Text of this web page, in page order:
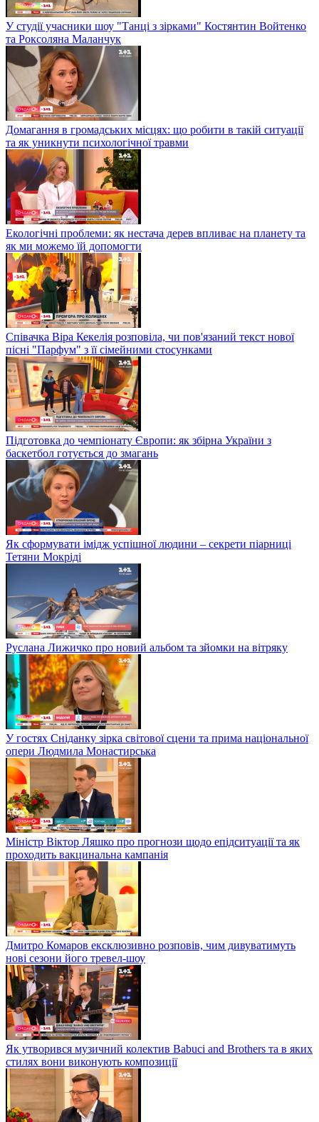
У студії учасники шоу "Танці з зірками" Костянтин Войтенко
та Роксоляна Маланчук
Домагання в громадських місцях: що робити в такій ситуації
та як уникнути психологічної травми
Екологічні проблеми: як нестача дерев впливає на планету та
як ми можемо їй допомогти
Співачка Віра Кекелія розповіла, чи пов'язаний текст нової
пісні "Парфум" з її сімейними стосунками
Підготовка до чемпіонату Європи: як збірна України з
баскетбол готується до змагань
Як сформувати імідж успішної людини – секрети піарниці
Тетяни Мокріді
Руслана Лижичко про новий альбом та зйомки на вітряку
У гостях Сніданку зірка світової сцени та прима національної
опери Людмила Монастирська
Міністр Віктор Ляшко про прогнози щодо епідситуації та як
проходить вакцинальна кампанія
Дмитро Комаров ексклюзивно розповів, чим дивуватимуть
нові сезони його тревел-шоу
Як утворився музичний колектив Babuci and Brothers та в яких
стилях вони виконують композиції